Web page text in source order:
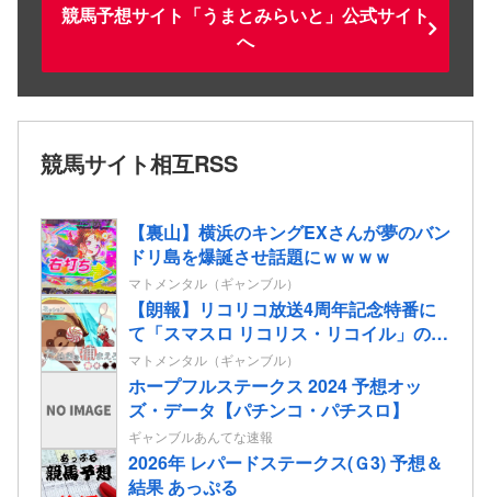
競馬予想サイト「うまとみらいと」公式サイト
へ
競馬サイト相互RSS
【裏山】横浜のキングEXさんが夢のバン
ドリ島を爆誕させ話題にｗｗｗｗ
マトメンタル（ギャンブル）
【朗報】リコリコ放送4周年記念特番に
て「スマスロ リコリス・リコイル」の演
出映像”たぬきを掴まえろ”&”姫蒲を倒
せ！”が公開される
マトメンタル（ギャンブル）
ホープフルステークス 2024 予想オッ
ズ・データ【パチンコ・パチスロ】
ギャンブルあんてな速報
2026年 レパードステークス(Ｇ3) 予想＆
結果 あっぷる